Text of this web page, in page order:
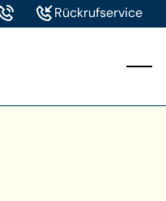
Rückrufservice